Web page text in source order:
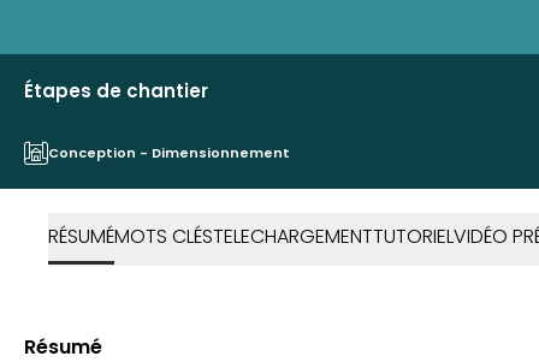
Étapes de chantier
Conception - Dimensionnement
RÉSUMÉMOTS CLÉSTELECHARGEMENTTUTORIELVIDÉO
Résumé